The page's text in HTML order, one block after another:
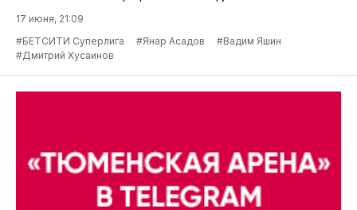
17 июня, 21:09
#БЕТСИТИ Суперлига
#Янар Асадов
#Вадим Яшин
#Дмитрий Хусаинов